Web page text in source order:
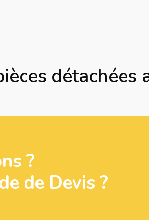
détachées
?
de Devis ?